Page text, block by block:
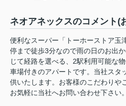
ネオアネックスのコメント(
便利なスーパー「トーホーストア玉
停まで徒歩3分なので雨の日のお出
じて経路を選べる、2駅利用可能な
車場付きのアパートです。当社スタ
供いたします。お客様のこだわりや
お気軽に当社へお問い合わせ下さい。